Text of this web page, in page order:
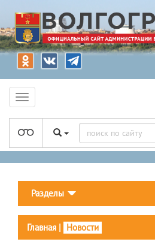
Разделы
Главная | Новости